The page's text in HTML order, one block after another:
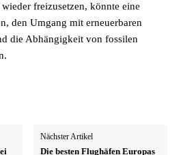
freizusetzen, könnte eine
den Umgang mit erneuerbaren
die Abhängigkeit von fossilen
Nächster Artikel
Die besten Flughäfen Europas